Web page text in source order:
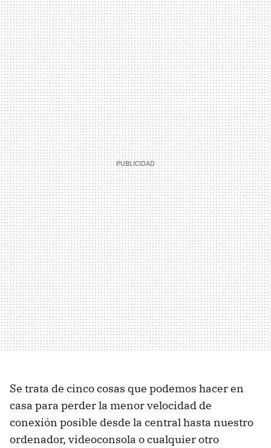
Se trata de cinco cosas que podemos hacer en
casa para perder la menor velocidad de
conexión posible desde la central hasta nuestro
ordenador, videoconsola o cualquier otro